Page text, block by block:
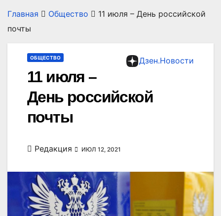
Главная Общество
11 июля – День российской
почты
Дзен.Новости
ОБЩЕСТВО
11 июля –
День российской
почты
Редакция ИЮЛ 12, 2021